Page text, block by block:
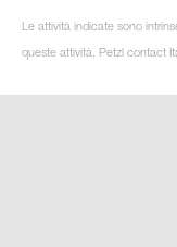
Le attività indicate sono
queste attività. Petzl contact